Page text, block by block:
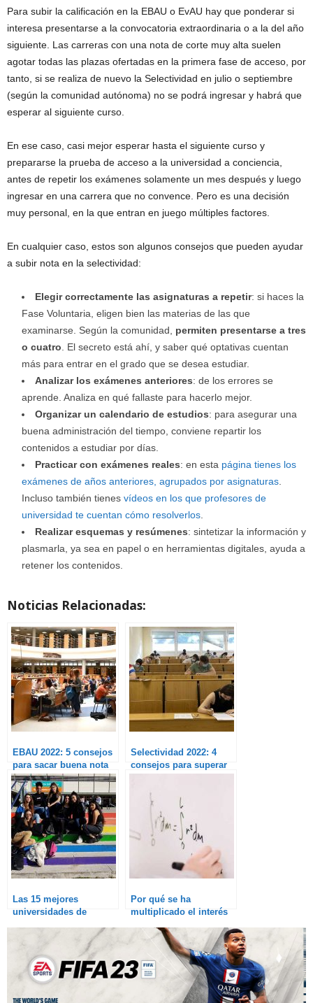
Para subir la calificación en la EBAU o EvAU hay que ponderar si
interesa presentarse a la convocatoria extraordinaria o a la del año
siguiente. Las carreras con una nota de corte muy alta suelen
agotar todas las plazas ofertadas en la primera fase de acceso, por
tanto, si se realiza de nuevo la Selectividad en julio o septiembre
(según la comunidad autónoma) no se podrá ingresar y habrá que
esperar al siguiente curso.
En ese caso, casi mejor esperar hasta el siguiente curso y
prepararse la prueba de acceso a la universidad a conciencia,
antes de repetir los exámenes solamente un mes después y luego
ingresar en una carrera que no convence. Pero es una decisión
muy personal, en la que entran en juego múltiples factores.
En cualquier caso, estos son algunos consejos que pueden ayudar
a subir nota en la selectividad:
Elegir correctamente las asignaturas a repetir: si haces la
Fase Voluntaria, eligen bien las materias de las que
examinarse. Según la comunidad, permiten presentarse a tres
o cuatro. El secreto está ahí, y saber qué optativas cuentan
más para entrar en el grado que se desea estudiar.
Analizar los exámenes anteriores: de los errores se
aprende. Analiza en qué fallaste para hacerlo mejor.
Organizar un calendario de estudios: para asegurar una
buena administración del tiempo, conviene repartir los
contenidos a estudiar por días.
Practicar con exámenes reales: en esta página tienes los
exámenes de años anteriores, agrupados por asignaturas.
Incluso también tienes vídeos en los que profesores de
universidad te cuentan cómo resolverlos.
Realizar esquemas y resúmenes: sintetizar la información y
plasmarla, ya sea en papel o en herramientas digitales, ayuda a
retener los contenidos.
Noticias Relacionadas:
EBAU 2022: 5 consejos
para sacar buena nota
Selectividad 2022: 4
consejos para superar
Las 15 mejores
universidades de
Por qué se ha
multiplicado el interés
en Matemáticas